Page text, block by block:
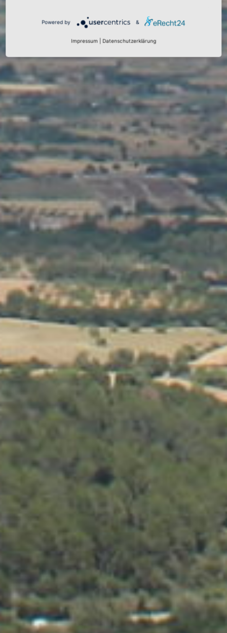
Powered by &
Impressum Datenschutzerklärung